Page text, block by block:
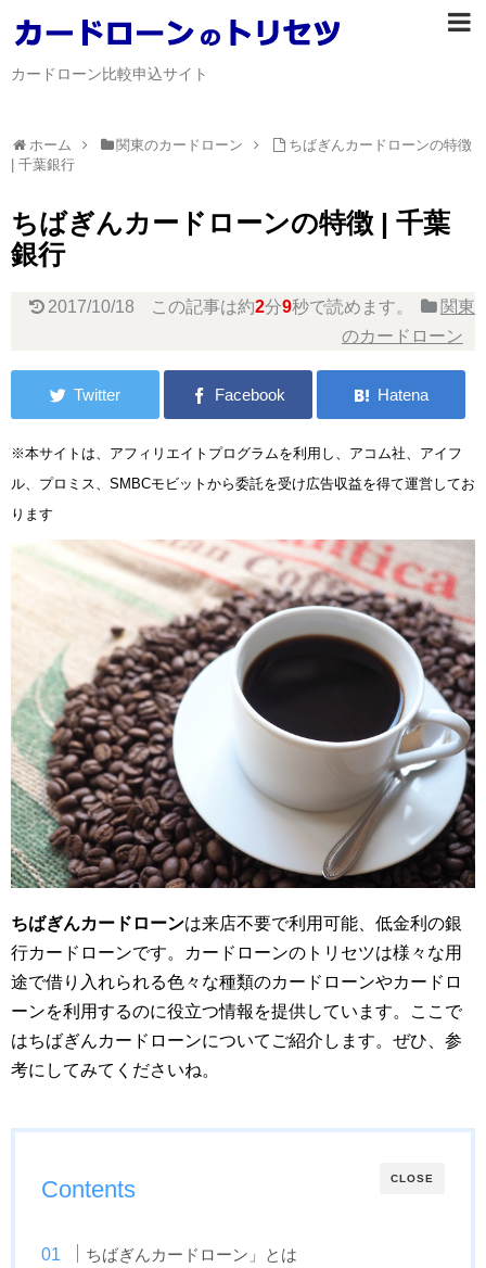
カードローン比較申込サイト
ホーム 関東のカードローン
ちばぎんカードローンの特徴
| 千葉銀行
ちばぎんカードローンの特徴 | 千葉
銀行
2017/10/18 この記事は約2分9秒で読めます。
関東
のカードローン
※本サイトは、アフィリエイトプログラムを利用し、アコム社、アイフ
ル、プロミス、SMBCモビットから委託を受け広告収益を得て運営してお
ります
ちばぎんカードローンは来店不要で利用可能、低金利の銀
行カードローンです。カードローンのトリセツは様々な用
途で借り入れられる色々な種類のカードローンやカードロ
ーンを利用するのに役立つ情報を提供しています。ここで
はちばぎんカードローンについてご紹介します。ぜひ、参
考にしてみてくださいね。
CLOSE
Contents
ちばぎんカードローン」とは